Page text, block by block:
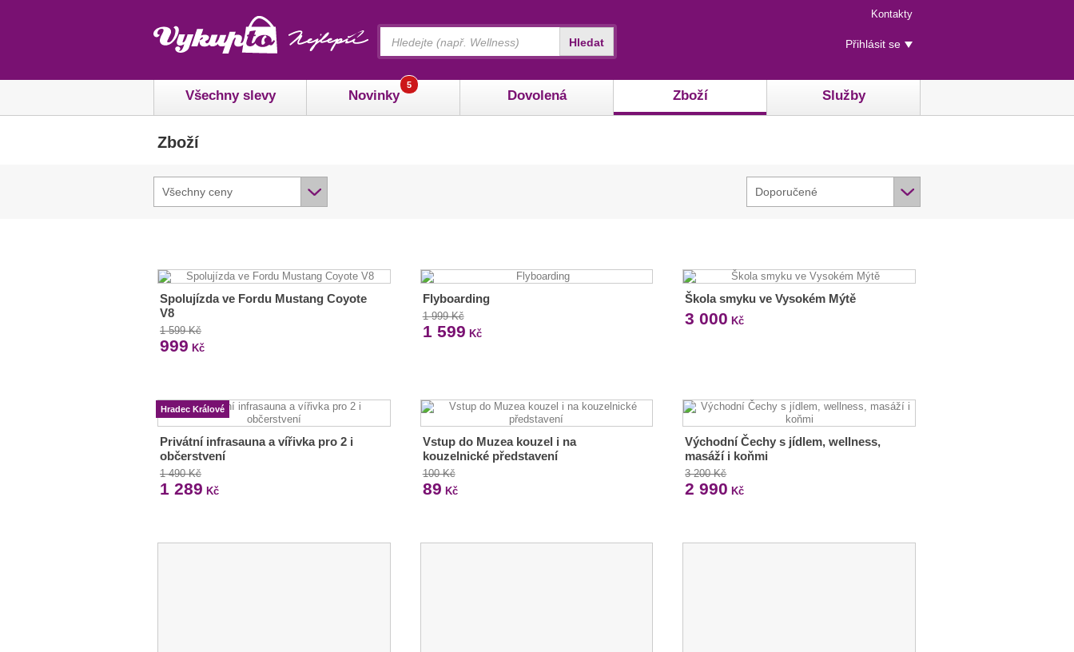
Menu
rychlého
přístupu
Kontakty
Uživatelské
menu
Přihlásit se
Všechny slevy Novinky
5
Dovolená Zboží Služby
Hledat
Zboží
Všechny ceny Doporučené
Spolujízda ve Fordu Mustang Coyote
V8
1 599 Kč
999 Kč
Flyboarding
1 999 Kč
1 599 Kč
Škola smyku ve Vysokém Mýtě
3 000 Kč
Hradec Králové
Privátní infrasauna a vířivka pro 2 i
občerstvení
1 490 Kč
1 289 Kč
Vstup do Muzea kouzel i na
kouzelnické představení
100 Kč
89 Kč
Východní Čechy s jídlem, wellness,
masáží i koňmi
3 200 Kč
2 990 Kč